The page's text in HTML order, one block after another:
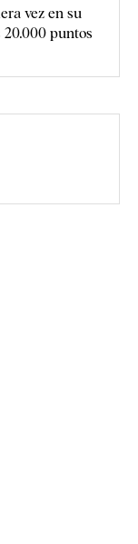
vez en su
puntos